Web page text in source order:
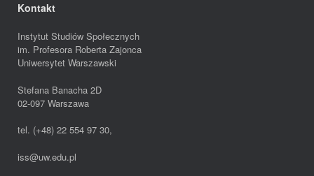
Kontakt
Instytut Studiów Społecznych
im. Profesora Roberta Zajonca
Uniwersytet Warszawski
Stefana Banacha 2D
02-097 Warszawa
tel. (+48) 22 554 97 30,
iss@uw.edu.pl